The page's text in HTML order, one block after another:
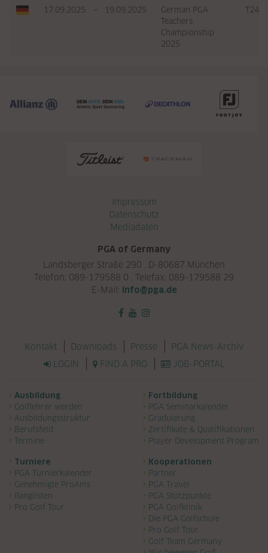
17.09.2025 — 19.09.2025
German PGA
Teachers
Championship
2025
T24
Impressum
Datenschutz
Mediadaten
PGA of Germany
Landsberger Straße 290 . D-80687 München
Telefon: 089-179588 0 . Telefax: 089-179588 29
E-Mail: info@pga.de
Navigation überspringen
Kontakt Downloads Presse
PGA News-Archiv
LOGIN
FIND A PRO JOB-PORTAL
Navigation überspringen
Ausbildung
Golflehrer werden
Ausbildungsstruktur
Berufsfeld
Termine
Fortbildung
PGA Seminarkalender
Graduierung
Zertifikate & Qualifikationen
Player Development Program
Turniere
PGA Turnierkalender
Genehmigte ProAms
Ranglisten
Pro Golf Tour
Kooperationen
Partner
PGA Travel
PGA Stützpunkte
PGA Golfklinik
Die PGA Golfschule
Pro Golf Tour
Golf Team Germany